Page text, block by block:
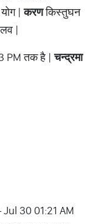
|करणकिस्तुघन
|
PM तक है |चन्द्रमा
Jul 30 01:21 AM